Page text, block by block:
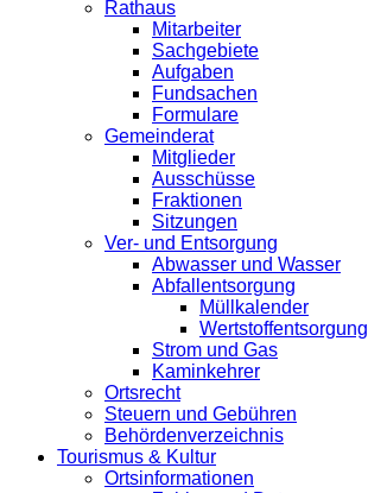
Rathaus
Mitarbeiter
Sachgebiete
Aufgaben
Fundsachen
Formulare
Gemeinderat
Mitglieder
Ausschüsse
Fraktionen
Sitzungen
Ver- und Entsorgung
Abwasser und Wasser
Abfallentsorgung
Müllkalender
Wertstoffentsorgung
Strom und Gas
Kaminkehrer
Ortsrecht
Steuern und Gebühren
Behördenverzeichnis
Tourismus & Kultur
Ortsinformationen